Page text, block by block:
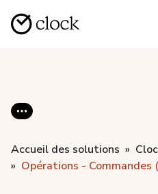
Accueil des solutions
Opérations - Commandes